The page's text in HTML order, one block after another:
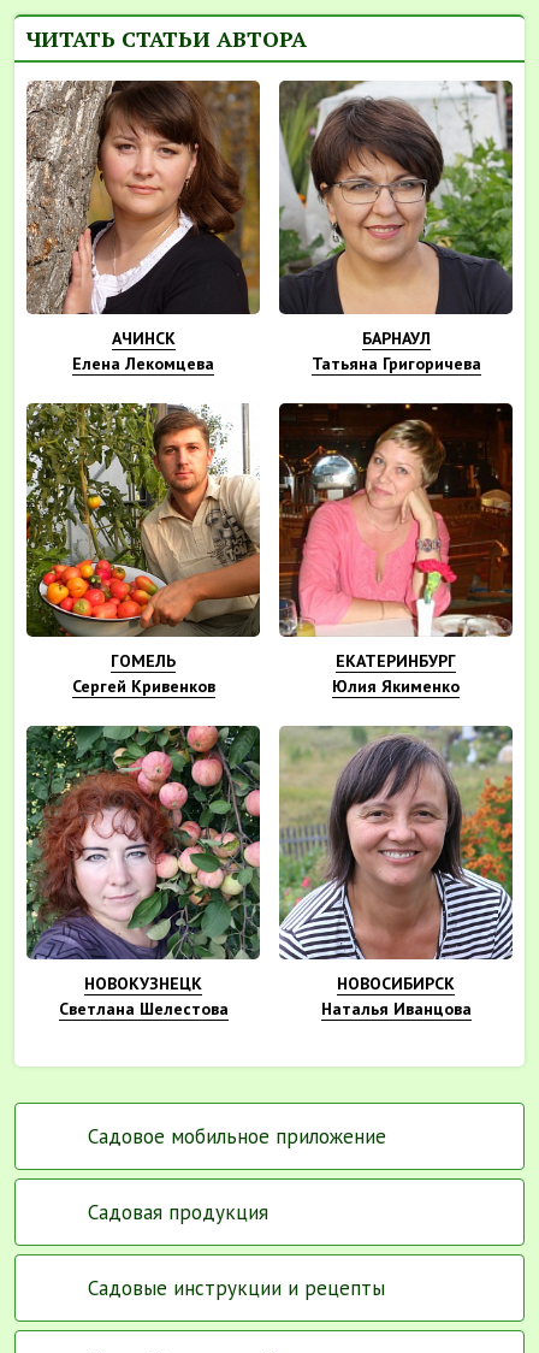
ЧИТАТЬ СТАТЬИ АВТОРА
АЧИНСК
Елена Лекомцева
БАРНАУЛ
Татьяна Григоричева
ГОМЕЛЬ
Сергей Кривенков
ЕКАТЕРИНБУРГ
Юлия Якименко
НОВОКУЗНЕЦК
Светлана Шелестова
НОВОСИБИРСК
Наталья Иванцова
Садовое мобильное приложение
Садовая продукция
Садовые инструкции и рецепты